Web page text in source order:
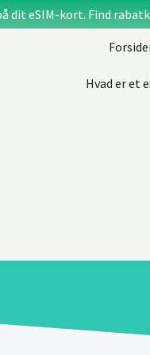
dit eSIM-kort. Find
Hvad er et